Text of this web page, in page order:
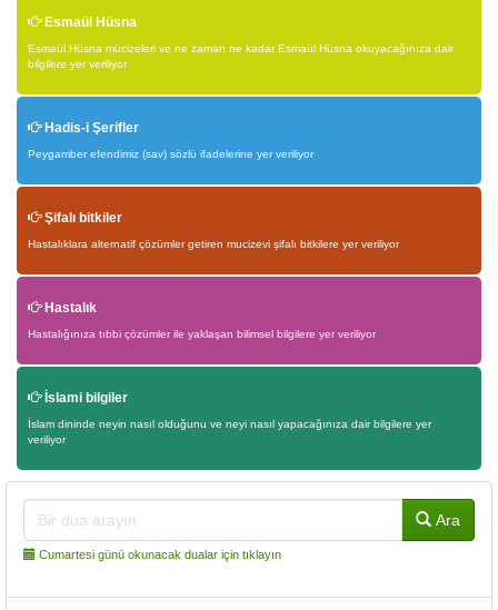
Esmaül Hüsna
Esmaül Hüsna mücizeleri ve ne zaman ne kadar Esmaül Hüsna okuyacağınıza dair
bilgilere yer veriliyor
Hadis-i Şerifler
Peygamber efendimiz (sav) sözlü ifadelerine yer veriliyor
Şifalı bitkiler
Hastalıklara alternatif çözümler getiren mucizevi şifalı bitkilere yer veriliyor
Hastalık
Hastalığınıza tıbbi çözümler ile yaklaşan bilimsel bilgilere yer veriliyor
İslami bilgiler
İslam dininde neyin nasıl olduğunu ve neyi nasıl yapacağınıza dair bilgilere yer
veriliyor
Ara
Cumartesi günü okunacak dualar için tıklayın